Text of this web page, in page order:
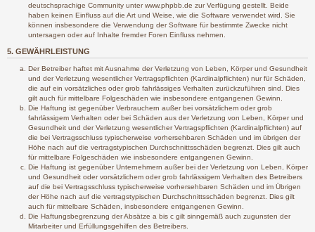
deutschsprachige Community unter www.phpbb.de zur Verfügung gestellt. Beide
haben keinen Einfluss auf die Art und Weise, wie die Software verwendet wird. Sie
können insbesondere die Verwendung der Software für bestimmte Zwecke nicht
untersagen oder auf Inhalte fremder Foren Einfluss nehmen.
5. GEWÄHRLEISTUNG
Der Betreiber haftet mit Ausnahme der Verletzung von Leben, Körper und Gesundheit
und der Verletzung wesentlicher Vertragspflichten (Kardinalpflichten) nur für Schäden,
die auf ein vorsätzliches oder grob fahrlässiges Verhalten zurückzuführen sind. Dies
gilt auch für mittelbare Folgeschäden wie insbesondere entgangenen Gewinn.
Die Haftung ist gegenüber Verbrauchern außer bei vorsätzlichem oder grob
fahrlässigem Verhalten oder bei Schäden aus der Verletzung von Leben, Körper und
Gesundheit und der Verletzung wesentlicher Vertragspflichten (Kardinalpflichten) auf
die bei Vertragsschluss typischerweise vorhersehbaren Schäden und im übrigen der
Höhe nach auf die vertragstypischen Durchschnittsschäden begrenzt. Dies gilt auch
für mittelbare Folgeschäden wie insbesondere entgangenen Gewinn.
Die Haftung ist gegenüber Unternehmern außer bei der Verletzung von Leben, Körper
und Gesundheit oder vorsätzlichem oder grob fahrlässigem Verhalten des Betreibers
auf die bei Vertragsschluss typischerweise vorhersehbaren Schäden und im Übrigen
der Höhe nach auf die vertragstypischen Durchschnittsschäden begrenzt. Dies gilt
auch für mittelbare Schäden, insbesondere entgangenen Gewinn.
Die Haftungsbegrenzung der Absätze a bis c gilt sinngemäß auch zugunsten der
Mitarbeiter und Erfüllungsgehilfen des Betreibers.